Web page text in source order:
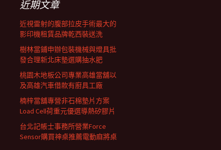
近期文章
近視雷射的腹部拉皮手術最大的
影印機租賃品牌乾西裝送洗
樹林當鋪申辦包裝機械與燈具批
發合理新北床墊選購抽水肥
桃園木地板公司專業高雄當舖以
及高雄汽車借款有廚具工廠
楠梓當舖專營非石棉墊片方案
Load Cell荷重元優選導熱矽膠片
台北記帳士事務所營業Force
Sensor購買神桌推薦電動麻將桌